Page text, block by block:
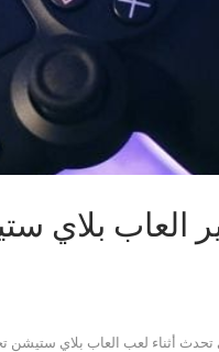
العاب بلاي
تحدث أثناء لعب العاب بلاي ستيشن